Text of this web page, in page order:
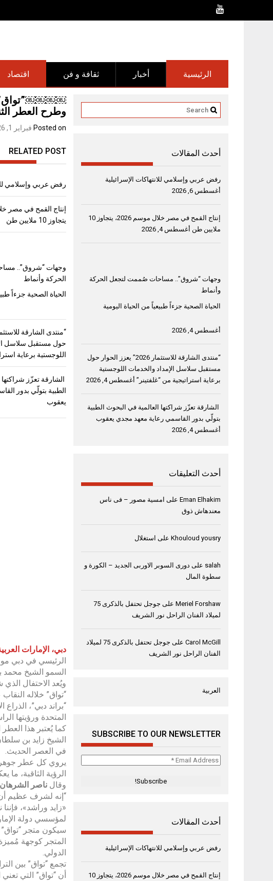
اقتصاد ثقافة و فن أخبار الرئيسية
￼￼￼￼”تواق”
وطرح العطر
Posted on فبراير 1, 2026
RELATED POST
رفض عربي وإسلامي
يتجاوز 10 ملايين طن
وجهات “شروق”..
الحركة وأنماط
الحياة الصحية جزءاً
حول مستقبل سلاسل
اللوجستية برعاية
الشارقة تعزّز
الطبية بتولّي بدور
يعقوب
دبي، الإمارات العربية
الرئيسي في دبي
السمو الشيخ محمد
ويُعد الاحتفال
“تواق” خلاله
“براند دبي”،
المتحدة ورؤيتها
كما يُعتبر هذا العطر
الشيخ زايد بن
في العصر الحديث.
يروي كل عطر جوهر
الرؤية الثاقبة، ما
وقال ناصر
“إنه لشرف عظيم أن
«زايد وراشد»،
لمؤسسي دولة
سيكون متجر
المتجر كوجهة
الدولي.
تجمع “تواق” بين
أن “تواق” التي
أحدث المقالات
رفض عربي وإسلامي للانتهاكات الإسرائيلية
أغسطس 6, 2026
إنتاج القمح في مصر خلال موسم 2026، يتجاوز 10
ملايين طن أغسطس 4, 2026
وجهات “شروق”.. مساحات صُممت لتجعل الحركة
وأنماط
الحياة الصحية جزءاً طبيعياً من الحياة اليومية
أغسطس 4, 2026
“منتدى الشارقة للاستثمار 2026” يعزز الحوار حول
مستقبل سلاسل الإمداد والخدمات اللوجستية
برعاية استراتيجية من “غلفتينر” أغسطس 4, 2026
الشارقة تعزّز شراكتها العالمية في البحوث الطبية
بتولّي بدور القاسمي رعاية معهد مجدي يعقوب
أغسطس 4, 2026
أحدث التعليقات
Eman Elhakim على امسية مصور – فى ناس
معندهاش ذوق
Khouloud yousry على استغلال
salah على دورى السوبر الاوربى الجديد – الكورة و
سطوة المال
Meriel Forshaw على
جوجل تحتفل بالذكرى 75
لميلاد الفنان الراحل نور الشريف
Carol McGill على
جوجل تحتفل بالذكرى 75 لميلاد
الفنان الراحل نور الشريف
العربية
SUBSCRIBE TO OUR NEWSLETTER
Email
أحدث المقالات
رفض عربي وإسلامي للانتهاكات الإسرائيلية
إنتاج القمح في مصر خلال موسم 2026، يتجاوز 10